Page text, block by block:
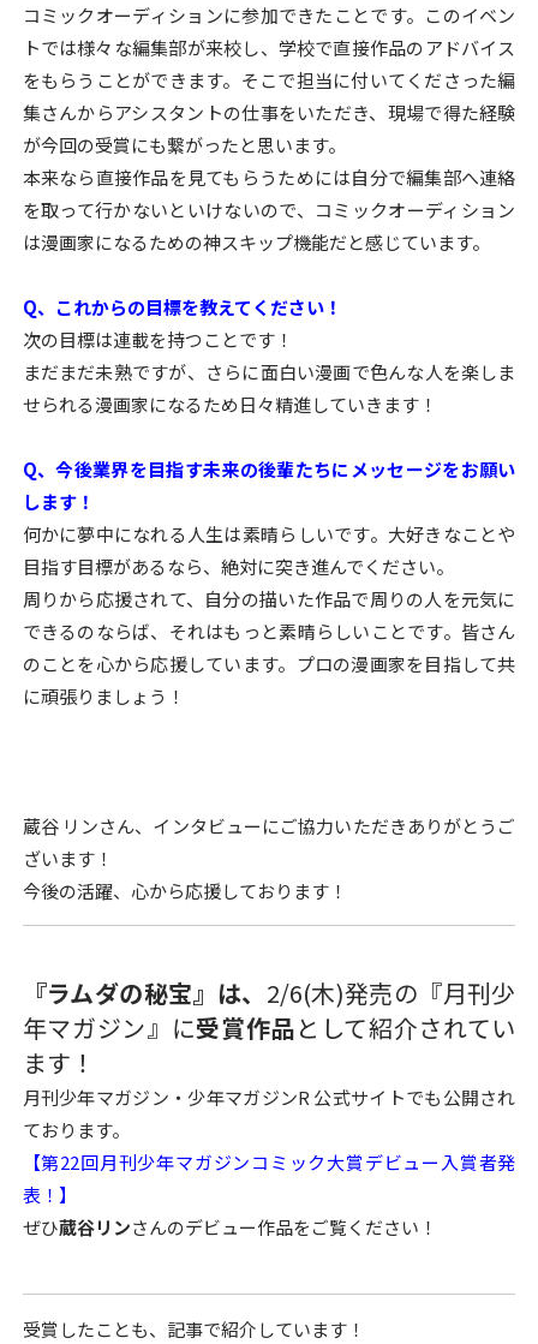
コミックオーディションに参加できたことです。このイベン
トでは様々な編集部が来校し、学校で直接作品のアドバイス
をもらうことができます。そこで担当に付いてくださった編
集さんからアシスタントの仕事をいただき、現場で得た経験
が今回の受賞にも繋がったと思います。
本来なら直接作品を見てもらうためには自分で編集部へ連絡
を取って行かないといけないので、コミックオーディション
は漫画家になるための神スキップ機能だと感じています。
Q、これからの目標を教えてください！
次の目標は連載を持つことです！
まだまだ未熟ですが、さらに面白い漫画で色んな人を楽しま
せられる漫画家になるため日々精進していきます！
Q、今後業界を目指す未来の後輩たちにメッセージをお願い
します！
何かに夢中になれる人生は素晴らしいです。大好きなことや
目指す目標があるなら、絶対に突き進んでください。
周りから応援されて、自分の描いた作品で周りの人を元気に
できるのならば、それはもっと素晴らしいことです。皆さん
のことを心から応援しています。プロの漫画家を目指して共
に頑張りましょう！
蔵谷 リンさん、インタビューにご協力いただきありがとうご
ざいます！
今後の活躍、心から応援しております！
『ラムダの秘宝』は、 2/6(木)発売の『月刊少
年マガジン』に受賞作品として紹介されてい
ます！
月刊少年マガジン・少年マガジンR 公式サイトでも公開され
ております。
【第22回月刊少年マガジンコミック大賞デビュー入賞者発
表！】
ぜひ蔵谷リンさんのデビュー作品をご覧ください！
受賞したことも、記事で紹介しています！